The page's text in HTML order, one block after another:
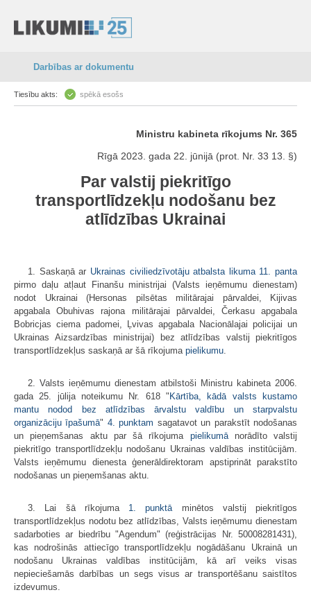
Darbības ar dokumentu
Tiesību akts: spēkā esošs
Ministru kabineta rīkojums Nr. 365
Rīgā 2023. gada 22. jūnijā (prot. Nr. 33 13. §)
Par valstij piekritīgo
transportlīdzekļu nodošanu bez
atlīdzības Ukrainai
1. Saskaņā ar Ukrainas civiliedzīvotāju atbalsta likuma 11. panta
pirmo daļu atļaut Finanšu ministrijai (Valsts ieņēmumu dienestam)
nodot Ukrainai (Hersonas pilsētas militārajai pārvaldei, Kijivas
apgabala Obuhivas rajona militārajai pārvaldei, Čerkasu apgabala
Bobricjas ciema padomei, Ļvivas apgabala Nacionālajai policijai un
Ukrainas Aizsardzības ministrijai) bez atlīdzības valstij piekritīgos
transportlīdzekļus saskaņā ar šā rīkojuma pielikumu
2. Valsts ieņēmumu dienestam atbilstoši Ministru kabineta 2006.
gada 25. jūlija noteikumu Nr. 618 " Kārtība, kādā valsts kustamo
mantu nodod bez atlīdzības ārvalstu valdību un starpvalstu
organizāciju īpašumā" 4. punktam sagatavot un parakstīt nodošanas
un pieņemšanas aktu par šā rīkojuma pielikumānorādīto valstij
piekritīgo transportlīdzekļu nodošanu Ukrainas valdības institūcijām.
Valsts ieņēmumu dienesta ģenerāldirektoram apstiprināt parakstīto
nodošanas un pieņemšanas aktu.
3. Lai šā rīkojuma 1. punktā minētos valstij piekritīgos
transportlīdzekļus nodotu bez atlīdzības, Valsts ieņēmumu dienestam
sadarboties ar biedrību "Agendum" (reģistrācijas Nr. 50008281431),
kas nodrošinās attiecīgo transportlīdzekļu nogādāšanu Ukrainā un
nodošanu Ukrainas valdības institūcijām, kā arī veiks visas
nepieciešamās darbības un segs visus ar transportēšanu saistītos
izdevumus.